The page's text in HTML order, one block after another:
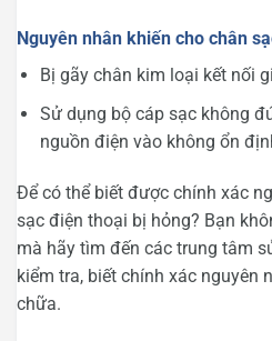
Nguyên nhân khiến cho chân
Bị gãy chân kim loại kết nối
Sử dụng bộ cáp sạc không
nguồn điện vào không ổn
Để có thể biết được chính xác
sạc điện thoại bị hỏng? Bạn
mà hãy tìm đến các trung tâm
kiểm tra, biết chính xác nguyên
chữa.